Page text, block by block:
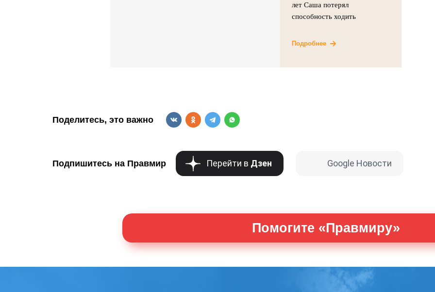
лет Саша потерял
способность ходить
Подробнее
Поделитесь, это важно
Подпишитесь на Правмир Перейти в Дзен Google Новости
Помогите «Правмиру»